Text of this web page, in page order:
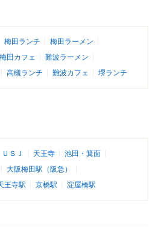
梅田ランチ
梅田ラーメン
梅田カフェ
難波ラーメン
高槻ランチ 難波カフェ 堺ランチ
ＳＪ 天王寺
池田・箕面
大阪梅田駅（阪急）
王寺駅 京橋駅 淀屋橋駅